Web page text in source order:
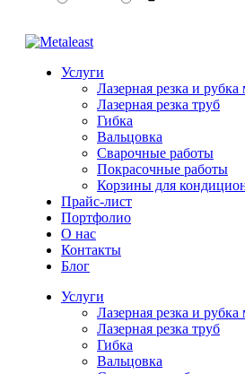
Услуги
Лазерная резка и рубка
Лазерная резка труб
Гибка
Вальцовка
Сварочные работы
Покрасочные работы
Корзины для
Прайс-лист
Портфолио
О нас
Контакты
Блог
Услуги
Лазерная резка и рубка
Лазерная резка труб
Гибка
Вальцовка